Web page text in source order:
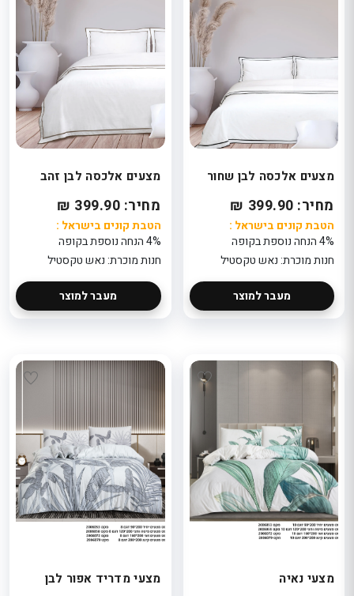
מצעים אלכסה לבן שחור
מחיר: 399.90 ₪
הטבת קונים בישראל :
4% הנחה נוספת בקופה
חנות מוכרת: נאש טקסטיל
מעבר למוצר
מצעים אלכסה לבן זהב
מחיר: 399.90 ₪
הטבת קונים בישראל :
4% הנחה נוספת בקופה
חנות מוכרת: נאש טקסטיל
מעבר למוצר
מצעי נאיה מצעי מדריד אפור לבן